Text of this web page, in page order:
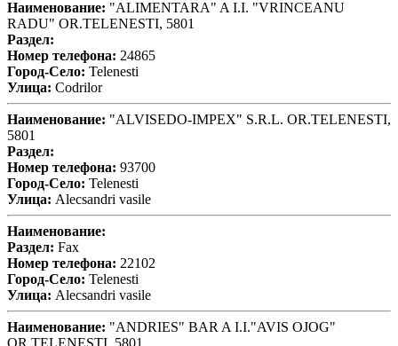
Наименование: "ALIMENTARA" A I.I. "VRINCEANU
RADU" OR.TELENESTI, 5801
Раздел:
Номер телефона: 24865
Город-Село: Telenesti
Улица: Codrilor
Наименование: "ALVISEDO-IMPEX" S.R.L. OR.TELENESTI,
5801
Раздел:
Номер телефона: 93700
Город-Село: Telenesti
Улица: Alecsandri vasile
Наименование:
Раздел: Fax
Номер телефона: 22102
Город-Село: Telenesti
Улица: Alecsandri vasile
Наименование: "ANDRIES" BAR A I.I."AVIS OJOG"